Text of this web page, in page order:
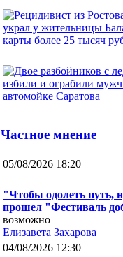
Частное мнение
05/08/2026 18:20
"Чтобы одолеть путь,
прошел "Фестиваль
возможно
Елизавета Захарова
04/08/2026 12:30